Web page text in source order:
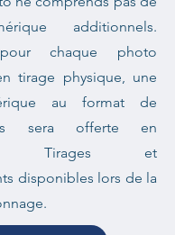
additionnels.
chaque photo
tirage physique, une
au format de
sera offerte en
Tirages et
disponibles lors de la